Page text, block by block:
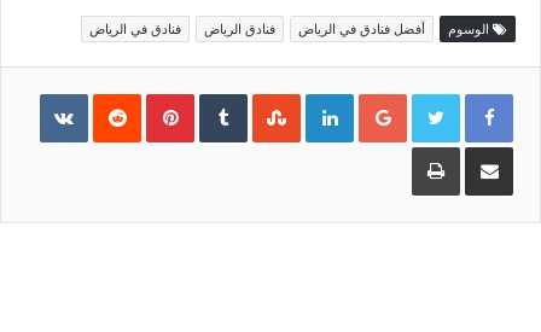
الوسوم أفضل فنادق في الرياض فنادق الرياض فنادق في الرياض
Google+
LinkedIn
Pinterest
مشاركة
البريد
طباعة